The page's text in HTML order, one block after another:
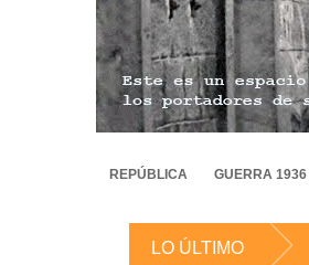
REPÚBLICA GUERRA 1936
LO ÚLTIMO